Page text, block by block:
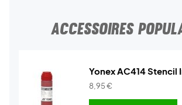
ACCESSOIRES
Yonex AC414 Stencil
8,95€